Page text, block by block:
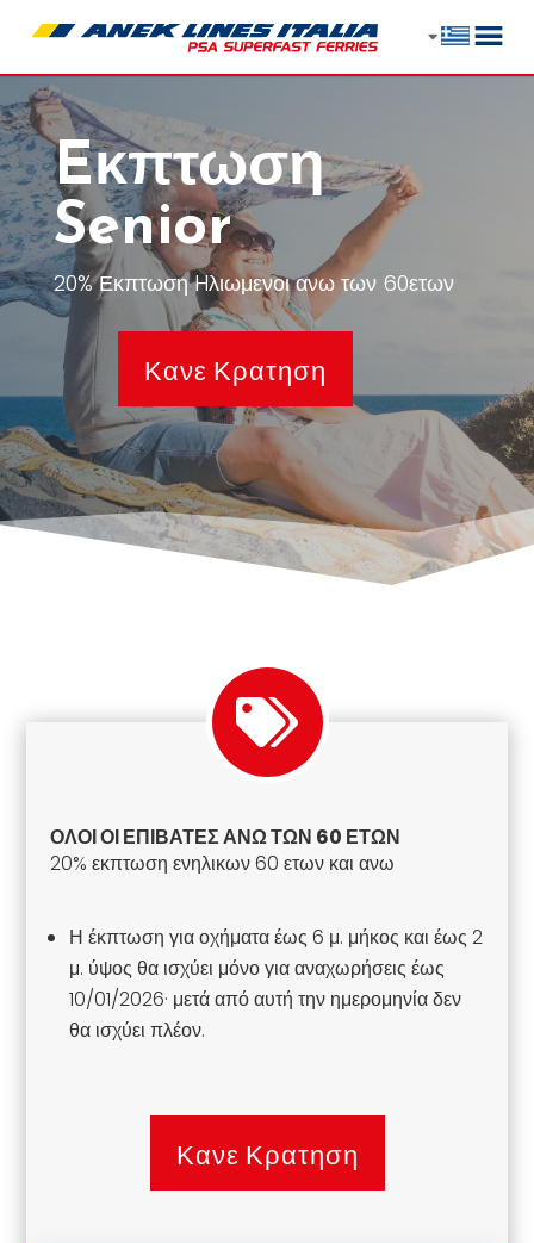
Eκπτωση
Senior
20% Εκπτωση Hλιωμενοι ανω των 60ετων
Κανε Κρατηση
ΟΛΟΙ ΟΙ ΕΠΙΒΑΤΕΣ ΑΝΩ ΤΩΝ 60 ΕΤΩΝ
20% εκπτωση ενηλικων 60 ετων και ανω
Η έκπτωση για οχήματα έως 6 μ. μήκος και έως 2
μ. ύψος θα ισχύει μόνο για αναχωρήσεις έως
10/01/2026· μετά από αυτή την ημερομηνία δεν
θα ισχύει πλέον.
Κανε Κρατηση